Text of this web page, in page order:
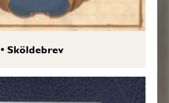
•Sköldebrev